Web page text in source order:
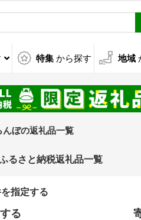
特集 から探す 地域
んぼの返礼品一覧
るさと納税返礼品一覧
指定する
る